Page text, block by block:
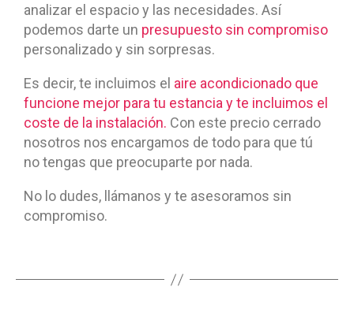
analizar el espacio y las necesidades. Así
podemos darte un presupuesto sin compromiso
personalizado y sin sorpresas.
Es decir, te incluimos el aire acondicionado que
funcione mejor para tu estancia y te incluimos el
coste de la instalación. Con este precio cerrado
nosotros nos encargamos de todo para que tú
no tengas que preocuparte por nada.
No lo dudes, llámanos y te asesoramos sin
compromiso.